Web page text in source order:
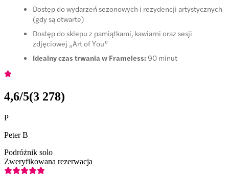
Dostęp do wydarzeń sezonowych i rezydencji artystycznych
(gdy są otwarte)
Dostęp do sklepu z pamiątkami, kawiarni oraz sesji
zdjęciowej „Art of You”
Idealny czas trwania w Frameless: 90 minut
4,6/5(3 278)
P
Peter B
Podróżnik solo
Zweryfikowana rezerwacja